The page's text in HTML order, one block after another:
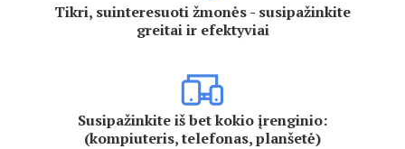
Tikri, suinteresuoti žmonės - susipažinkite
greitai ir efektyviai
Susipažinkite iš bet kokio įrenginio:
(kompiuteris, telefonas, planšetė)